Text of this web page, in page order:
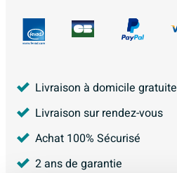
Livraison à domicile gratuite
Livraison sur rendez-vous
Achat 100% Sécurisé
2 ans de garantie